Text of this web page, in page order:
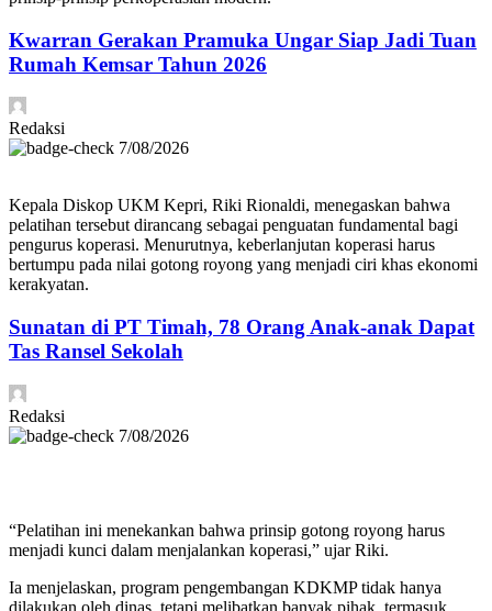
Kwarran Gerakan Pramuka Ungar Siap Jadi Tuan
Rumah Kemsar Tahun 2026
Redaksi
7/08/2026
Kepala Diskop UKM Kepri, Riki Rionaldi, menegaskan bahwa
pelatihan tersebut dirancang sebagai penguatan fundamental bagi
pengurus koperasi. Menurutnya, keberlanjutan koperasi harus
bertumpu pada nilai gotong royong yang menjadi ciri khas ekonomi
kerakyatan.
Sunatan di PT Timah, 78 Orang Anak-anak Dapat
Tas Ransel Sekolah
Redaksi
7/08/2026
“Pelatihan ini menekankan bahwa prinsip gotong royong harus
menjadi kunci dalam menjalankan koperasi,” ujar Riki.
Ia menjelaskan, program pengembangan KDKMP tidak hanya
dilakukan oleh dinas, tetapi melibatkan banyak pihak, termasuk